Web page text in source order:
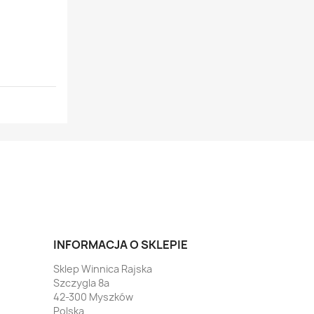
INFORMACJA O SKLEPIE
Sklep Winnica Rajska
Szczygla 8a
42-300 Myszków
Polska